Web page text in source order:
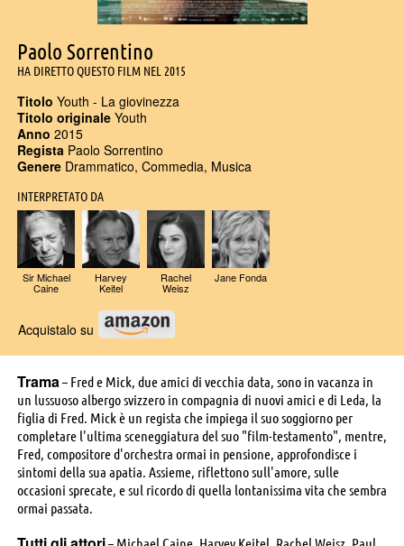
Paolo Sorrentino
HA DIRETTO QUESTO FILM NEL 2015
Titolo Youth - La giovinezza
Titolo originale Youth
Anno 2015
Regista Paolo Sorrentino
Genere Drammatico, Commedia, Musica
INTERPRETATO DA
Sir Michael
Caine
Harvey
Keitel
Rachel
Weisz
Jane Fonda
Acquistalo su
Trama– Fred e Mick, due amici di vecchia data, sono in vacanza in
un lussuoso albergo svizzero in compagnia di nuovi amici e di Leda, la
figlia di Fred. Mick è un regista che impiega il suo soggiorno per
completare l'ultima sceneggiatura del suo "film-testamento", mentre,
Fred, compositore d'orchestra ormai in pensione, approfondisce i
sintomi della sua apatia. Assieme, riflettono sull'amore, sulle
occasioni sprecate, e sul ricordo di quella lontanissima vita che sembra
ormai passata.